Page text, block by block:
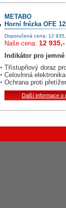
METABO
Horní frézka OFE
Doporučená cena: 12
Naše cena: 12
Indikátor pro
Třístupňový doraz
Celovlnná
Ochrana proti
Další informace o